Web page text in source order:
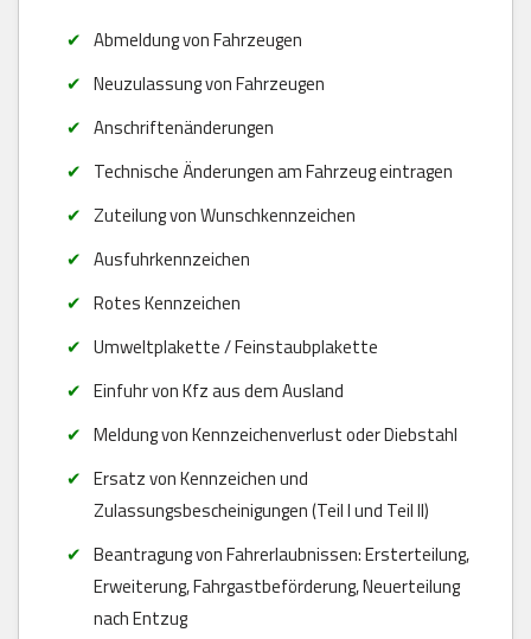
Abmeldung von Fahrzeugen
Neuzulassung von Fahrzeugen
Anschriftenänderungen
Technische Änderungen am Fahrzeug eintragen
Zuteilung von Wunschkennzeichen
Ausfuhrkennzeichen
Rotes Kennzeichen
Umweltplakette / Feinstaubplakette
Einfuhr von Kfz aus dem Ausland
Meldung von Kennzeichenverlust oder Diebstahl
Ersatz von Kennzeichen und
Zulassungsbescheinigungen (Teil I und Teil II)
Beantragung von Fahrerlaubnissen: Ersterteilung,
Erweiterung, Fahrgastbeförderung, Neuerteilung
nach Entzug